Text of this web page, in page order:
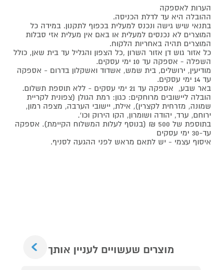
הערות לאספקה
ההובלה היא עד לדלת הכניסה.
בתנאי שיש גישה ונכנס למעלית בכפוף לתקנון. במידה כל
המוצרים לא נכנסים למעלית או באם אין מעלית אזי סבלות
המוצרים תהיה באחריות הלקוח.
כל אזור גוש דן אזור השרון ,כל הצפון והגליל עד בית שאן, כולל
השפלה - אספקה עד 10 ימי עסקים.
מודיעין, ירושלים, בית שמש, אשדוד ואשקלון בדרום - אספקה
עד 14 ימי עסקים.
באר שבע, אספקה עד 21 ימי עסקים - ללא תוספת תשלום.
הובלה ליישובים מרוחקים: כגון: רמת הגולן (צפונית לקריית
שמונה, מזרחית לקצרין), אילת, יישובי הערבה, מצפה רמון,
ירוחם, ערד, יהודה ושומרון, הקו הירוק וכו’.
בתוספת של 500 ₪ (בנוסף לעלות המשלוח הקיימת). אספקה
עד-30 ימי עסקים
איסוף עצמי - יש לתאם מראש לפני ההגעה לסניף.
מוצרים שעשויים לעניין אותך